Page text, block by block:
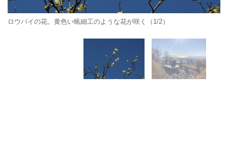
ロウバイの花。黄色い蝋細工のような花が咲く（1/2）